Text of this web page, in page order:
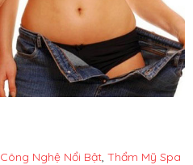
Công Nghệ Nổi Bật, Thẩm Mỹ Spa